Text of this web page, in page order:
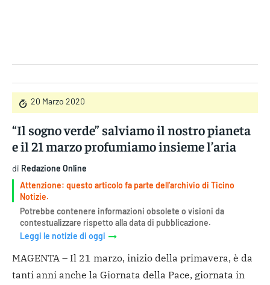
20 Marzo 2020
“Il sogno verde” salviamo il nostro pianeta
e il 21 marzo profumiamo insieme l’aria
di Redazione Online
Attenzione: questo articolo fa parte dell'archivio di Ticino
Notizie.
Potrebbe contenere informazioni obsolete o visioni da
contestualizzare rispetto alla data di pubblicazione.
Leggi le notizie di oggi
MAGENTA – Il 21 marzo, inizio della primavera, è da
tanti anni anche la Giornata della Pace, giornata in